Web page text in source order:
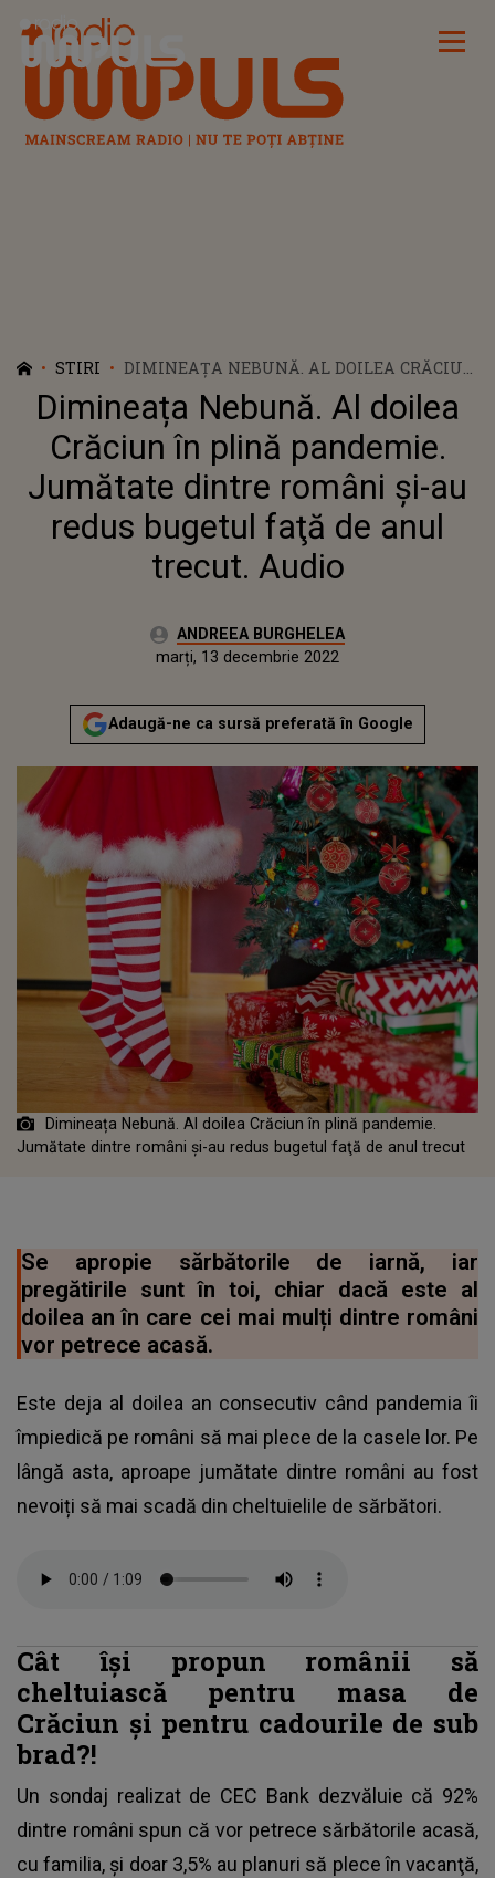
Radio Impuls
STIRI
DIMINEAȚA NEBUNĂ. AL DOILEA CRĂCIUN
ÎN PLINĂ PANDEMIE. JUMĂTATE DINTRE
ROMÂNI ȘI-AU REDUS BUGETUL FAŢĂ DE
ANUL TRECUT. AUDIO
Dimineața Nebună. Al doilea
Crăciun în plină pandemie.
Jumătate dintre români și-au
redus bugetul faţă de anul
trecut. Audio
Autor:ANDREEA BURGHELEA
luni, 13 decembrie 2021Actualizat:
marți, 13 decembrie 2022
Adaugă-ne ca sursă preferată în Google
Dimineața Nebună. Al doilea Crăciun în plină pandemie.
Jumătate dintre români și-au redus bugetul faţă de anul trecut
Se apropie sărbătorile de iarnă, iar
pregătirile sunt în toi, chiar dacă este al
doilea an în care cei mai mulți dintre români
vor petrece acasă.
Este deja al doilea an consecutiv când pandemia îi
împiedică pe români să mai plece de la casele lor. Pe
lângă asta, aproape jumătate dintre români au fost
nevoiți să mai scadă din cheltuielile de sărbători.
Cât își propun românii să
cheltuiască pentru masa de
Crăciun și pentru cadourile de sub
brad?!
Un sondaj realizat de CEC Bank dezvăluie că 92%
dintre români spun că vor petrece sărbătorile acasă,
cu familia, şi doar 3,5% au planuri să plece în vacanţă,